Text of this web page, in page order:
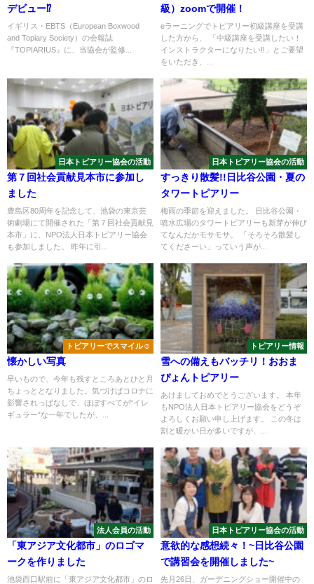
デビュー⁉
イギリス・EBTS（European Boxwood
and Topiary Society）の会報誌
『TOPIARIUS』に、当協会が監修...
級）zoomで開催！
eラーニングでトピアリー初級講座を受講
した方から、 「中級講座を受講したい！
インストラクターになりたい‼」とご要望
をいただき、...
日本トピアリー協会の活動
第７回社会貢献見本市に参加し
ました
豊島区80周年を記念して、池袋の東京芸
術劇場にて開催された「第７回社会貢献見
本市」に、NPO法人日本トピアリー協会
も参加しました。 昨年に引...
日本トピアリー協会の活動
すっきり散髪!!日比谷公園・夏の
タワートピアリー
梅雨の季節を迎えました。 日比谷公園・
噴水広場のタワートピアリーも新芽が伸び
てなんだかモサモサ。 「そろそろ散髪し
てくださーい」っていう声が...
トピアリーでスマイル☺
懐かしい写真
早いもので、今年も残すところあとひと月
ちょっととなりました。気づけばコロナに
影響されっぱなしで、ほぼすべてが“イレ
ギュラー”な一年でしたが、...
トピアリー情報
雪への備えもバッチリ！おおま
ぴょんトピアリー
あけましておめでとうございます。 本年
もNPO法人日本トピアリー協会をどうぞ
よろしくお願い申し上げます。 この冬は
割と暖かい日が多いですが、...
法人会員の活動
「東アジア文化都市」のロゴマ
ークを作りました
池袋西口駅前に「東アジア文化都市」のロ
日本トピアリー協会の活動
意欲的な感想続々！~日比谷公園
で講習会を開催しました~
先月26日、ガーデニングショー開催中の